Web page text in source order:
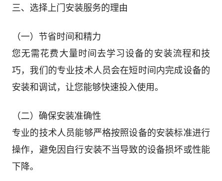
三、选择上门安装服务的理由
（一）节省时间和精力
您无需花费大量时间去学习设备的安装流程和技
巧，我们的专业技术人员会在短时间内完成设备的
安装和调试，让您能够快速投入使用。
（二）确保安装准确性
专业的技术人员能够严格按照设备的安装标准进行
操作，避免因自行安装不当导致的设备损坏或性能
下降。